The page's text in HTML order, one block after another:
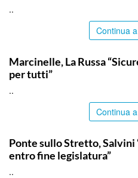
..
Continua
Marcinelle, La Russa
per tutti”
..
Continua
Ponte sullo Stretto,
entro fine legislatura”
..